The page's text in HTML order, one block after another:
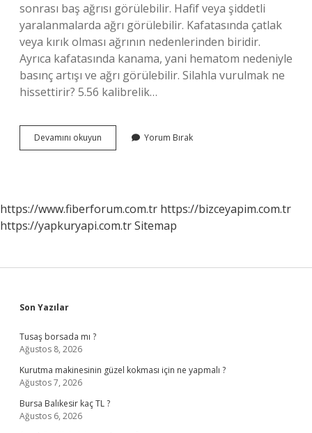
sonrası baş ağrısı görülebilir. Hafif veya şiddetli
yaralanmalarda ağrı görülebilir. Kafatasında çatlak
veya kırık olması ağrının nedenlerinden biridir.
Ayrıca kafatasında kanama, yani hematom nedeniyle
basınç artışı ve ağrı görülebilir. Silahla vurulmak ne
hissettirir? 5.56 kalibrelik…
Devamını okuyun Kafasından
Vurulan
Yorum Bırak
https://www.fiberforum.com.tr https://bizceyapim.com.tr
https://yapkuryapi.com.trSitemap
Sidebar
Son Yazılar
Tusaş borsada mı ?
Ağustos 8, 2026
Kurutma makinesinin güzel kokması için ne yapmalı ?
Ağustos 7, 2026
Bursa Balıkesir kaç TL ?
Ağustos 6, 2026